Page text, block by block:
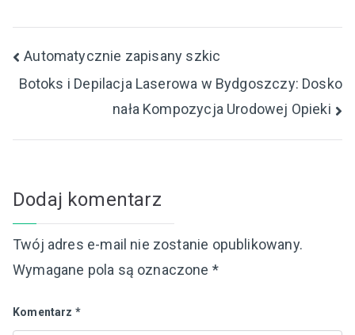
Nawigacja
wpisu
Automatycznie zapisany szkic
Botoks i Depilacja Laserowa w Bydgoszczy: Dosko
nała Kompozycja Urodowej Opieki
Dodaj komentarz
Twój adres e-mail nie zostanie opublikowany.
Wymagane pola są oznaczone *
Komentarz *